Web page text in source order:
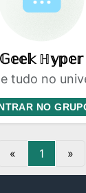
ℍ𝕪𝕡𝕖𝕣
tudo no
NO
« 1 »